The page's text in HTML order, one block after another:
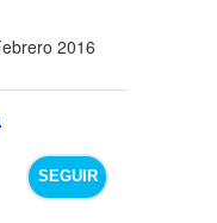
2016
SEGUIR